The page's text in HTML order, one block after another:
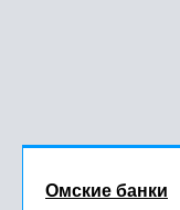
Омские банки